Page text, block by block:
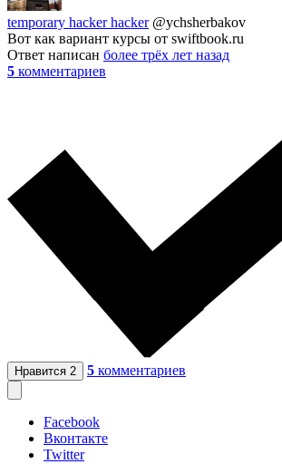
temporary hacker hacker @ychsherbakov
Вот как вариант курсы от swiftbook.ru
Ответ написан более трёх лет назад
5 комментариев
Нравится 2 5 комментариев
Facebook
Вконтакте
Twitter